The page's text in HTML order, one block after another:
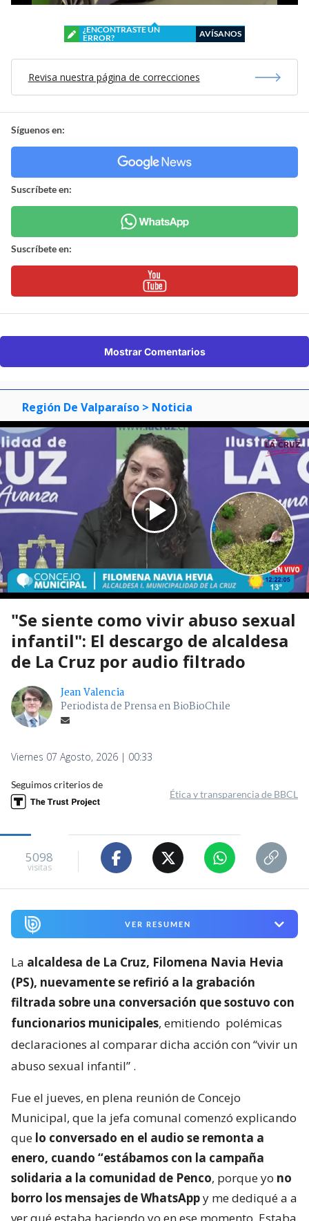
¿ENCONTRASTE UN
ERROR?
AVÍSANOS
Revisa nuestra página de correcciones
Síguenos en:
Suscríbete en:
Suscríbete en:
Mostrar Comentarios
Región De Valparaíso > Noticia
"Se siente como vivir abuso sexual
infantil": El descargo de alcaldesa
de La Cruz por audio filtrado
Jean Valencia
Periodista de Prensa en BioBioChile
Viernes 07 Agosto, 2026 | 00:33
Seguimos criterios de
Ética y transparencia de BBCL
5098
visitas
VER RESUMEN
La alcaldesa de La Cruz, Filomena Navia Hevia
(PS), nuevamente se refirió a la grabación
filtrada sobre una conversación que sostuvo con
funcionarios municipales, emitiendo polémicas
declaraciones al comparar dicha acción con “vivir un
abuso sexual infantil” .
Fue el jueves, en plena reunión de Concejo
Municipal, que la jefa comunal comenzó explicando
que lo conversado en el audio se remonta a
enero, cuando “estábamos con la campaña
solidaria a la comunidad de Penco, porque yo no
borro los mensajes de WhatsAppy me dediqué a a